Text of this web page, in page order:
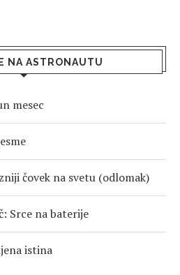
NA ASTRONAUTU
mesec
čovek na svetu (odlomak)
Srce na baterije
istina